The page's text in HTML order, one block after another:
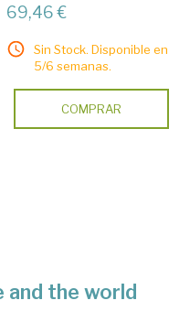
69,46 €
Sin Stock. Disponible en
5/6 semanas.
COMPRAR
and the world